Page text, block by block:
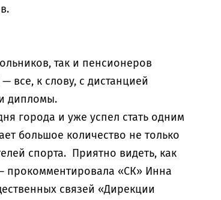
так и пенсионеров
все, к слову, с дистанцией
дипломы.
города и уже успел стать одним
большое количество не только
спорта. Приятно видеть, как
прокомментировала «СК» Инна
связей «Дирекции